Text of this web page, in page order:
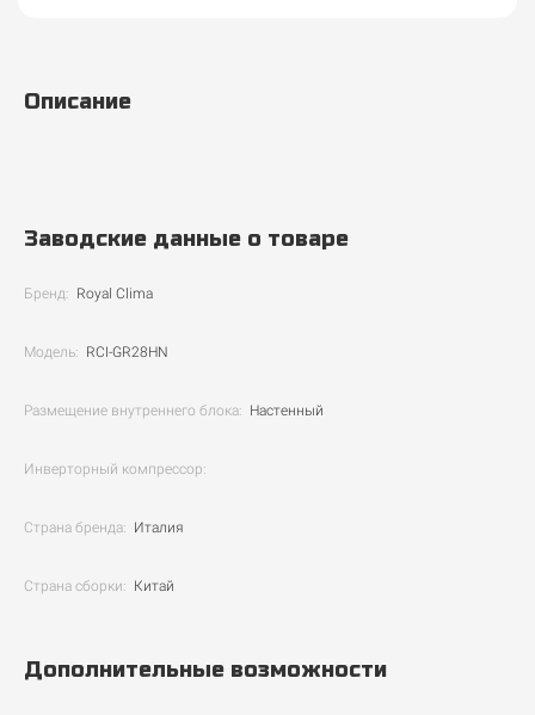
Описание
Заводские данные о товаре
Бренд: Royal Clima
Модель: RCI-GR28HN
Размещение внутреннего блока: Настенный
Инверторный компрессор:
Страна бренда: Италия
Страна сборки: Китай
Дополнительные возможности